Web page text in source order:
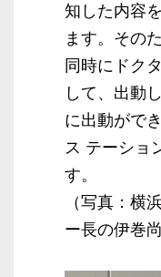
知した内容
ます。その
同時にドク
して、出動
に出動がで
ス テーショ
す。
（写真：横
ー長の伊巻